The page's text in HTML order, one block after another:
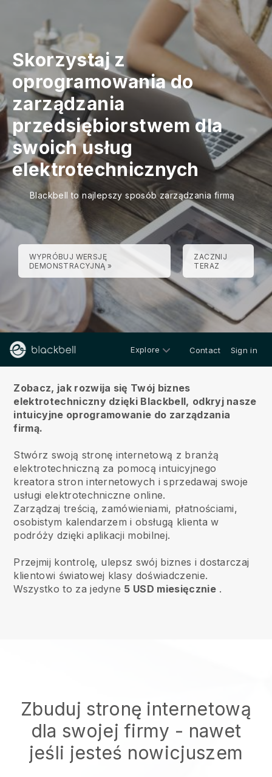
Skorzystaj z
oprogramowania do
zarządzania
przedsiębiorstwem dla
swoich usług
elektrotechnicznych
Blackbell to najlepszy sposób zarządzania firmą
WYPRÓBUJ WERSJĘ
DEMONSTRACYJNĄ »
ZACZNIJ
TERAZ
Explore Contact Sign in
Zobacz, jak rozwija się Twój biznes
elektrotechniczny dzięki Blackbell, odkryj nasze
intuicyjne oprogramowanie do zarządzania
firmą.
Stwórz swoją stronę internetową z branżą
elektrotechniczną za pomocą intuicyjnego
kreatora stron internetowych i sprzedawaj swoje
usługi elektrotechniczne online.
Zarządzaj treścią, zamówieniami, płatnościami,
osobistym kalendarzem i obsługą klienta w
podróży dzięki aplikacji mobilnej.
Przejmij kontrolę, ulepsz swój biznes i dostarczaj
klientowi światowej klasy doświadczenie.
Wszystko to za jedyne 5 USD miesięcznie.
Zbuduj stronę internetową
dla swojej firmy - nawet
jeśli jesteś nowicjuszem